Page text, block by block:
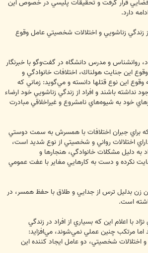
قضايي قرار گرفت و تحقيقات پليسي در خصوص اين
دارد.
زندگي زناشويي و اختلالات شخصيتي عامل وقوع
روانشناس و مدرس دانشگاه در گفت‌وگو با خبرنگار
اين جنايت هولناك، اختلافات خانوادگي و
وقوع اين نوع قتلها دانسته و مي‌گويد: زماني كه
نداشته باشند و افراد از زندگي زناشويي خود ارضاء
خود به شيوه‌هاي نامشروع و غيراخلاقي مبادرت
براي جبران اختلافات با همسرش به سمت دوستي
اختلالات رواني و شخصيتي از نوع شديد است،
به دليل مشكلات خانوادگي، هنجارها و
نكرده و دست به كارهايي مغاير با عفت عمومي
زن بدليل ترس از جدايي و طلاق با حفظ همسر، در
است.
با اعلام اين كه بسياري از افراد در زندگي
مرتكب چنين عملي نمي‌شوند، مي‌افزايد:
اختلالات شخصيتي، دو عامل ايجاد كننده اين